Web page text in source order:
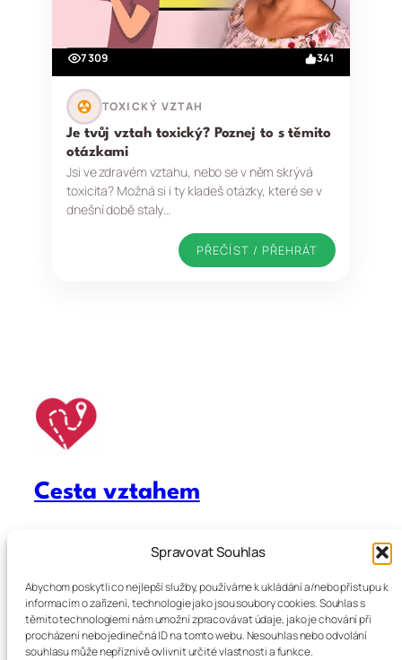
Spravovat Souhlas
Abychom poskytli co nejlepší služby, používáme k ukládání a/nebo přístupu k
informacím o zařízení, technologie jako jsou soubory cookies. Souhlas s
těmito technologiemi nám umožní zpracovávat údaje, jako je chování při
procházení nebo jedinečná ID na tomto webu. Nesouhlas nebo odvolání
souhlasu může nepříznivě ovlivnit určité vlastnosti a funkce.
7 309 341
TOXICKÝ VZTAH
Je tvůj vztah toxický? Poznej to s těmito
otázkami
Jsi ve zdravém vztahu, nebo se v něm skrývá
toxicita? Možná si i ty kladeš otázky, které se v
dnešní době staly…
PŘEČÍST / PŘEHRÁT
Cesta vztahem
Korelo s.r.o.
IČ: 11944382
Sídlo: Nové sady 988/2, 602 00 Brno
Zásady obchodních podmínek